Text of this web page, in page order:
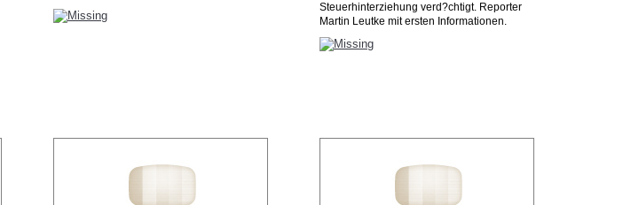
Steuerhinterziehung verd?chtigt. Reporter
Martin Leutke mit ersten Informationen.